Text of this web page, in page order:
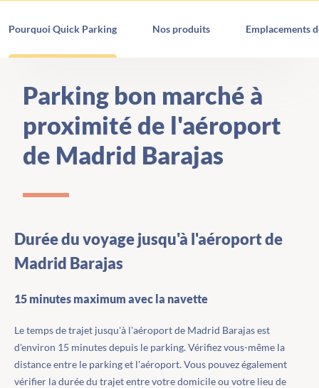
Pourquoi Quick Parking Nos produits Emplacements
Parking bon marché à
proximité de l'aéroport
de Madrid Barajas
Durée du voyage jusqu'à l'aéroport de
Madrid Barajas
15 minutes maximum avec la navette
Le temps de trajet jusqu'à l'aéroport de Madrid Barajas est
d'environ 15 minutes depuis le parking. Vérifiez vous-même la
distance entre le parking et l'aéroport. Vous pouvez également
vérifier la durée du trajet entre votre domicile ou votre lieu de